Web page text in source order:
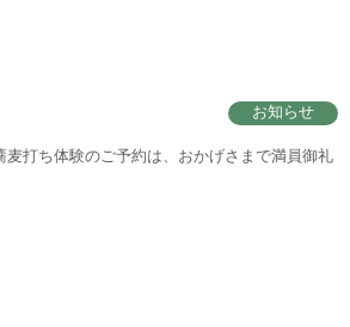
お知らせ
麦打ち体験のご予約は、おかげさまで満員御礼